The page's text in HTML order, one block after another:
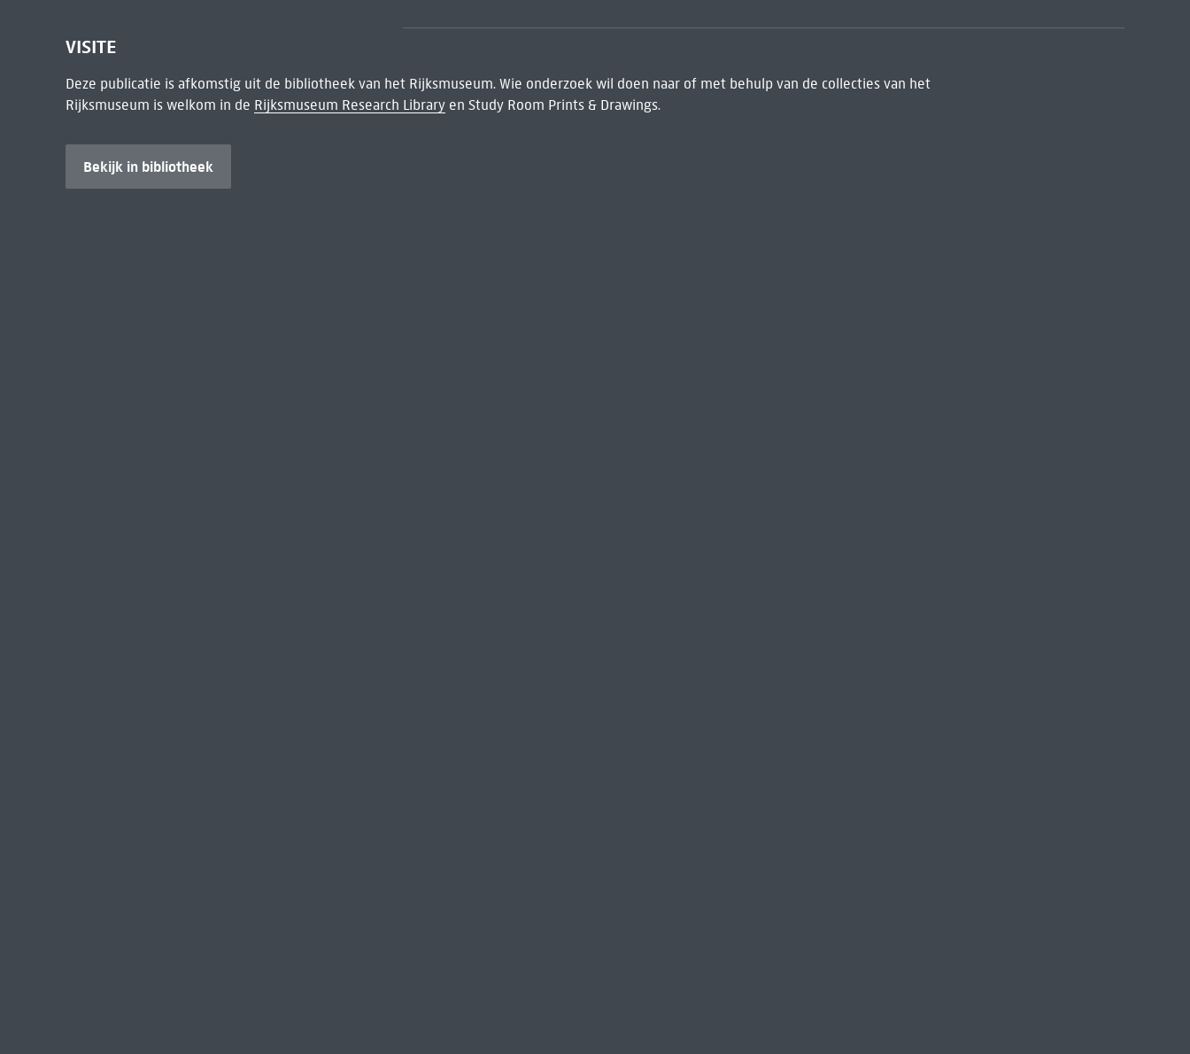
VISITE
Deze publicatie is afkomstig uit de bibliotheek van het Rijksmuseum. Wie onderzoek wil doen naar of met behulp van de collecties van het
Rijksmuseum is welkom in de Rijksmuseum Research Libraryen Study Room Prints & Drawings.
Bekijk in bibliotheek